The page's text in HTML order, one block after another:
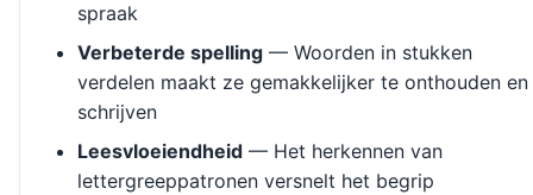
spraak
Verbeterde spelling — Woorden in stukken
verdelen maakt ze gemakkelijker te onthouden en
schrijven
Leesvloeiendheid — Het herkennen van
lettergreeppatronen versnelt het begrip